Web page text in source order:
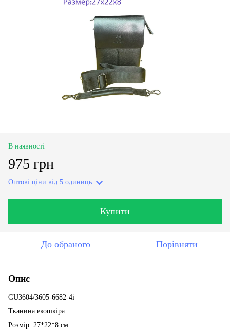
В наявності
975 грн
Оптові ціни від 5 одиниць
Купити
До обраного Порівняти
Опис
GU3604/3605-6682-4i
Тканина екошкіра
Розмір: 27*22*8 см